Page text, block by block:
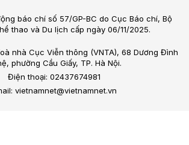
báo chí số 57/GP-BC do Cục Báo chí, Bộ
thao và Du lịch cấp ngày 06/11/2025.
nhà Cục Viễn thông (VNTA), 68 Dương Đình
phường Cầu Giấy, TP. Hà Nội.
Điện thoại: 02437674981
vietnamnet@vietnamnet.vn